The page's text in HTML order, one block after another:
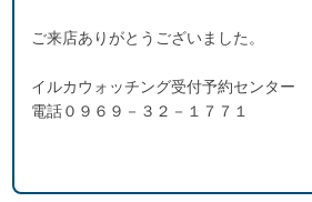
ご来店ありがとうございました。
イルカウォッチング受付予約センター
電話０９６９－３２－１７７１